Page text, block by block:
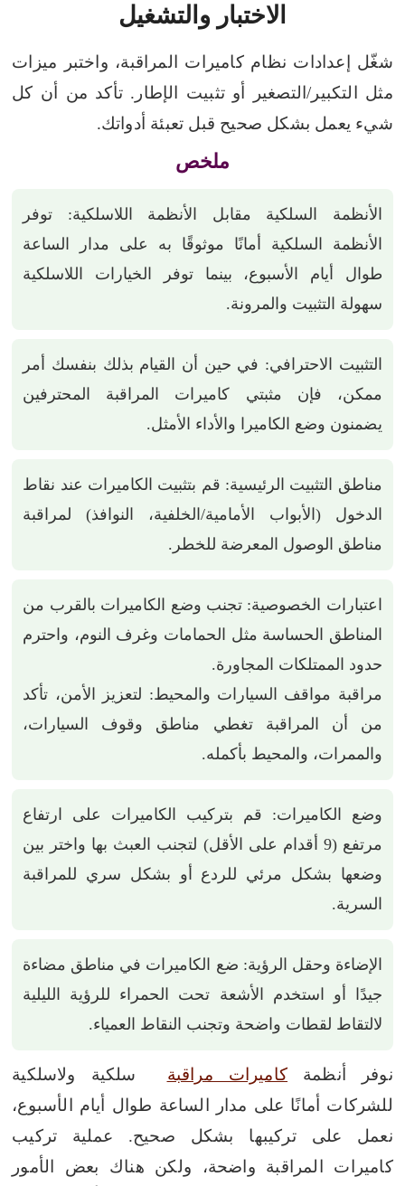
الاختبار والتشغيل
شغّل إعدادات نظام كاميرات المراقبة، واختبر ميزات
مثل التكبير/التصغير أو تثبيت الإطار. تأكد من أن كل
شيء يعمل بشكل صحيح قبل تعبئة أدواتك.
ملخص
الأنظمة السلكية مقابل الأنظمة اللاسلكية: توفر
الأنظمة السلكية أمانًا موثوقًا به على مدار الساعة
طوال أيام الأسبوع، بينما توفر الخيارات اللاسلكية
سهولة التثبيت والمرونة.
التثبيت الاحترافي: في حين أن القيام بذلك بنفسك أمر
ممكن، فإن مثبتي كاميرات المراقبة المحترفين
يضمنون وضع الكاميرا والأداء الأمثل.
مناطق التثبيت الرئيسية: قم بتثبيت الكاميرات عند نقاط
الدخول (الأبواب الأمامية/الخلفية، النوافذ) لمراقبة
مناطق الوصول المعرضة للخطر.
اعتبارات الخصوصية: تجنب وضع الكاميرات بالقرب من
المناطق الحساسة مثل الحمامات وغرف النوم، واحترم
حدود الممتلكات المجاورة.
مراقبة مواقف السيارات والمحيط: لتعزيز الأمن، تأكد
من أن المراقبة تغطي مناطق وقوف السيارات،
والممرات، والمحيط بأكمله.
وضع الكاميرات: قم بتركيب الكاميرات على ارتفاع
مرتفع (9 أقدام على الأقل) لتجنب العبث بها واختر بين
وضعها بشكل مرئي للردع أو بشكل سري للمراقبة
السرية.
الإضاءة وحقل الرؤية: ضع الكاميرات في مناطق مضاءة
جيدًا أو استخدم الأشعة تحت الحمراء للرؤية الليلية
لالتقاط لقطات واضحة وتجنب النقاط العمياء.
نوفر أنظمة كاميرات مراقبة سلكية ولاسلكية
للشركات أمانًا على مدار الساعة طوال أيام الأسبوع،
نعمل على تركيبها بشكل صحيح. عملية تركيب
كاميرات المراقبة واضحة، ولكن هناك بعض الأمور